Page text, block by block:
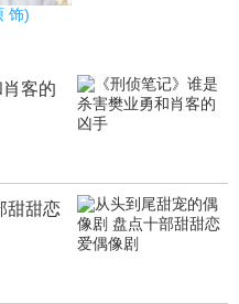
饰)
肖客的
甜甜恋